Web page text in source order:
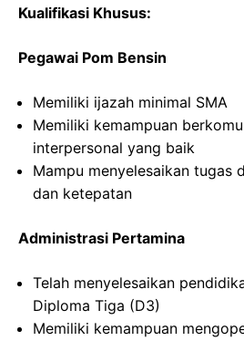
Kualifikasi Khusus:
Pegawai Pom Bensin
Memiliki ijazah minimal SMA
Memiliki kemampuan
interpersonal yang baik
Mampu menyelesaikan tugas
dan ketepatan
Administrasi Pertamina
Telah menyelesaikan
Diploma Tiga (D3)
Memiliki kemampuan